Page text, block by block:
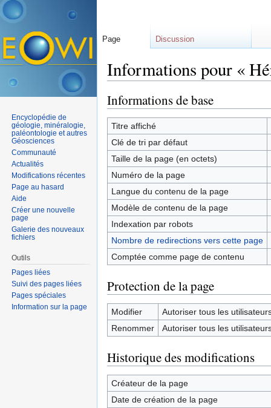
Informations pour «
Informations de base
Titre affiché
Clé de tri par défaut
Taille de la page (en octets)
Numéro de la page
Langue du contenu de la page
Modèle de contenu de la page
Indexation par robots
Nombre de redirections vers cette page
Comptée comme page de contenu
Protection de la page
Modifier
Autoriser tous les
Renommer
Autoriser tous les
Historique des modifications
Créateur de la page
Date de création de la page
Page Discussion
Encyclopédie de
géologie, minéralogie,
paléontologie et autres
Géosciences
Communauté
Actualités
Modifications récentes
Page au hasard
Aide
Créer une nouvelle
page
Galerie des nouveaux
fichiers
Outils
Pages liées
Suivi des pages liées
Pages spéciales
Information sur la page